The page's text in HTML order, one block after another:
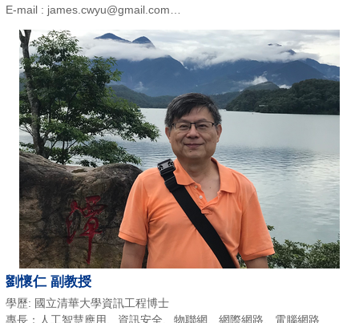
E-mail : james.cwyu@gmail.com
劉懷仁 副教授
學歷: 國立清華大學資訊工程博士
專長：人工智慧應用、資訊安全、物聯網、網際網路、電腦網路